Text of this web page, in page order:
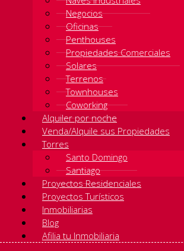
Negocios
Oficinas
Penthouses
Propiedades Comerciales
Solares
Terrenos
Townhouses
Coworking
Alquiler por noche
Venda/Alquile sus Propiedades
Torres
Santo Domingo
Santiago
Proyectos Residenciales
Proyectos Turísticos
Inmobiliarias
Blog
Afilia tu Inmobiliaria